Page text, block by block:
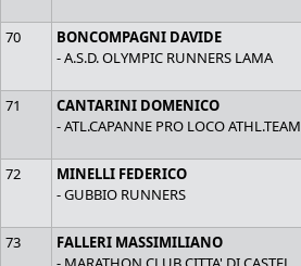
70
BONCOMPAGNI DAVIDE
- A.S.D. OLYMPIC RUNNERS LAMA
71
CANTARINI DOMENICO
- ATL.CAPANNE PRO LOCO ATHL.TEAM
72
MINELLI FEDERICO
- GUBBIO RUNNERS
73
FALLERI MASSIMILIANO